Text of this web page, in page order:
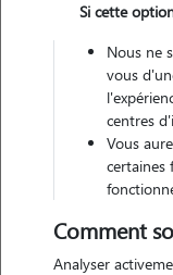
Labastide-Saint-
Nos
à
Si cette
Nous ne
vous
centres
Vous
certaines
Comment
Analyser